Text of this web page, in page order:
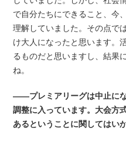
で自分たちにできること、今
理解していました。その点で
け大人になったと思います。
るものだと思いますし、結果
ね。
――プレミアリーグは中止に
調整に入っています。大会方
あるということに関してはい